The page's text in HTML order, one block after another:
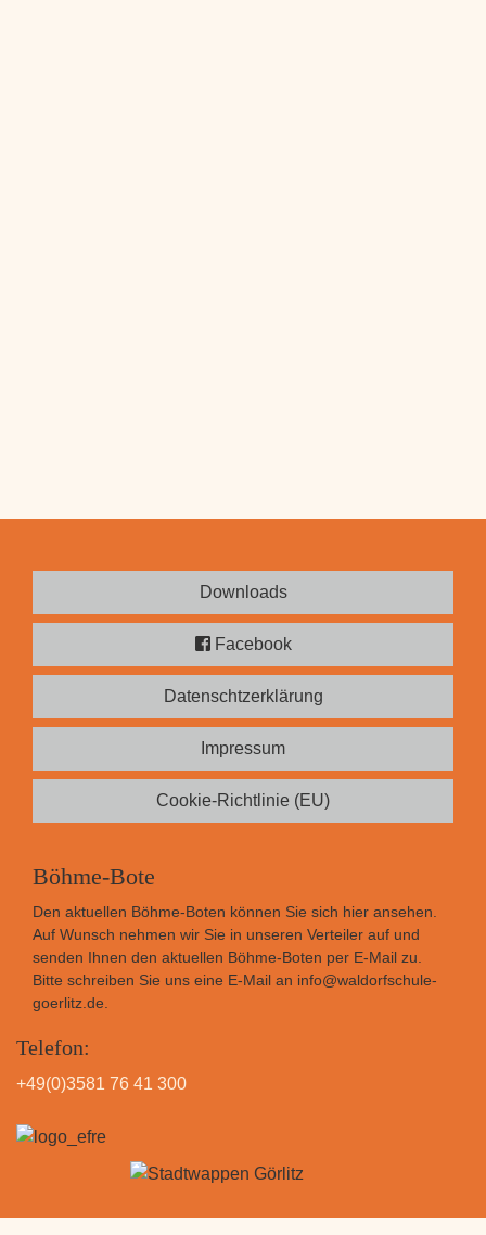
Downloads
Facebook
Datenschtzerklärung
Impressum
Cookie-Richtlinie (EU)
Böhme-Bote
Den aktuellen Böhme-Boten können Sie sich hier ansehen.
Auf Wunsch nehmen wir Sie in unseren Verteiler auf und
senden Ihnen den aktuellen Böhme-Boten per E-Mail zu.
Bitte schreiben Sie uns eine E-Mail an info@waldorfschule-
goerlitz.de.
Telefon:
+49(0)3581 76 41 300